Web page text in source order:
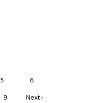
5
6
9 Next ›